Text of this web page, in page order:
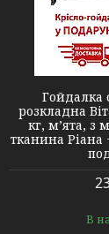
Гойдалка
розкладна
кг, м’ята, з
тканина Ріана
В